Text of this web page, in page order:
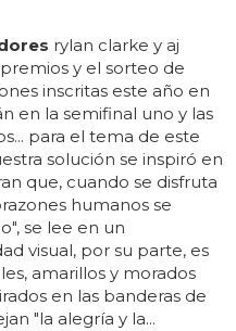
rylan clarke y aj
y el sorteo de
inscritas este año en
en la semifinal uno y las
para el tema de este
solución se inspiró en
que, cuando se disfruta
humanos se
se lee en un
visual, por su parte, es
amarillos y morados
en las banderas de
"la alegría y la...